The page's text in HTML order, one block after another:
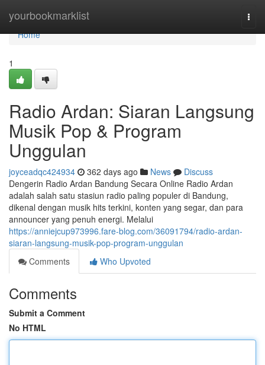
yourbookmarklist
Home
Home
1
Radio Ardan: Siaran Langsung
Musik Pop & Program
Unggulan
joyceadqc424934 362 days ago News
Discuss
Dengerin Radio Ardan Bandung Secara Online Radio Ardan
adalah salah satu stasiun radio paling populer di Bandung,
dikenal dengan musik hits terkini, konten yang segar, dan para
announcer yang penuh energi. Melalui
https://anniejcup973996.fare-blog.com/36091794/radio-ardan-
siaran-langsung-musik-pop-program-unggulan
Comments
Who Upvoted
Comments
Submit a Comment
No HTML